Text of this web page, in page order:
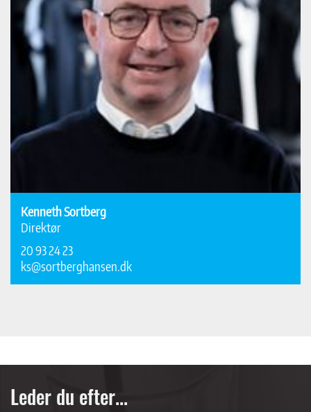
Kenneth Sortberg
Direktør
20 93 24 23
ks@sortberghansen.dk
Leder du efter...